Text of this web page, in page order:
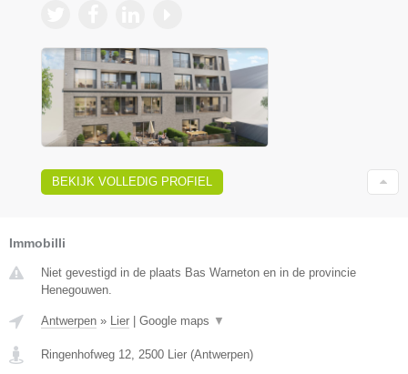
BEKIJK VOLLEDIG PROFIEL
Immobilli
Niet gevestigd in de plaats Bas Warneton en in de provincie
Henegouwen.
Antwerpen » Lier Google maps ▼
Ringenhofweg 12, 2500 Lier (Antwerpen)